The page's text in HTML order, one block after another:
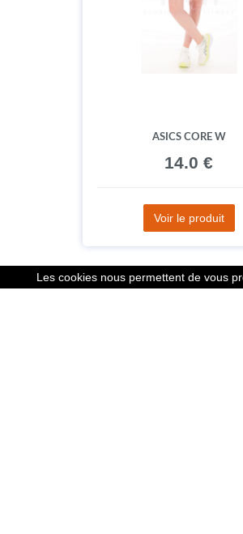
ASICS CORE W
14.0 €
Voir le produit
Les cookies nous permettent de vous